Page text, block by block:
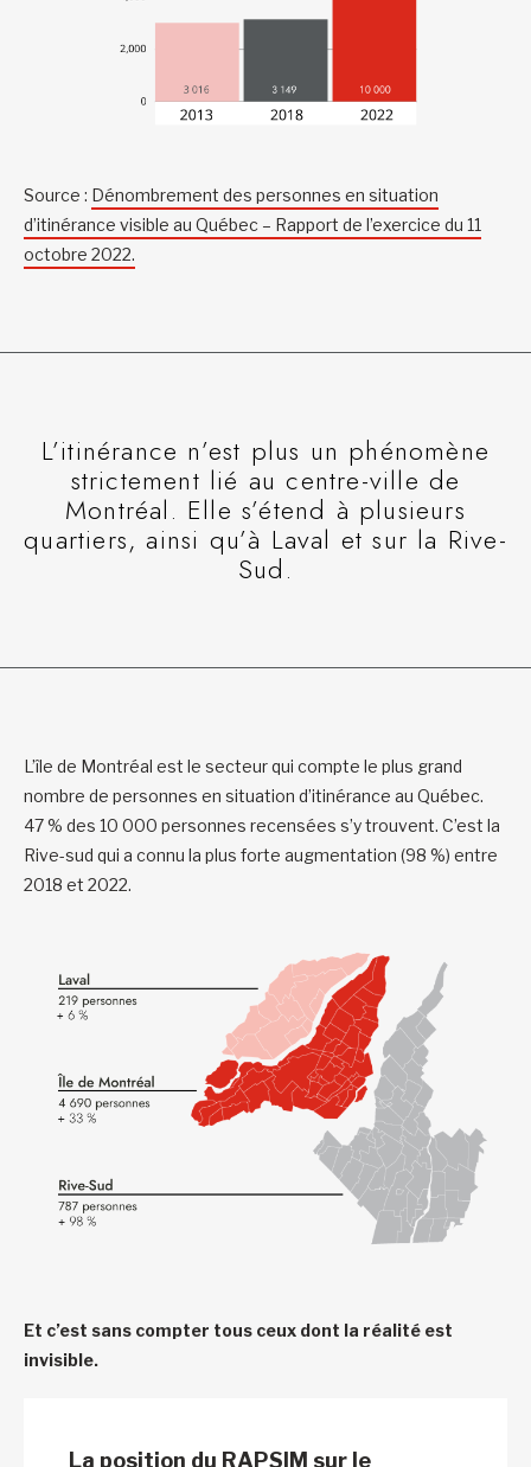
Source : Dénombrement des personnes en situation
d’itinérance visible au Québec – Rapport de l’exercice du 11
octobre 2022.
L’itinérance n’est plus un phénomène
strictement lié au centre-ville de
Montréal. Elle s’étend à plusieurs
quartiers, ainsi qu’à Laval et sur la Rive-
Sud.
L’île de Montréal est le secteur qui compte le plus grand
nombre de personnes en situation d’itinérance au Québec.
47 % des 10 000 personnes recensées s’y trouvent. C’est la
Rive-sud qui a connu la plus forte augmentation (98 %) entre
2018 et 2022.
Et c’est sans compter tous ceux dont la réalité est
invisible.
La position du RAPSIM sur le